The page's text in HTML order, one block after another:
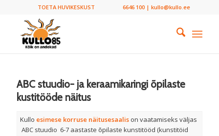
TOETA HUVIKESKUST 6646 100 | kullo@kullo.ee
ABC stuudio- ja keraamikaringi õpilaste
kustitööde näitus
Kullo esimese korruse näitusesaalis on vaatamiseks väljas
ABC stuudio 6-7 aastaste õpilaste kunstitööd (kunstitöid